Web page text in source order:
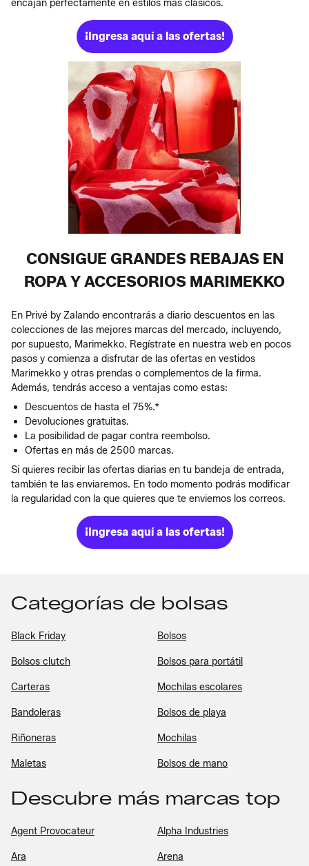
encajan perfectamente en estilos más clásicos.
¡Ingresa aquí a las ofertas!
CONSIGUE GRANDES REBAJAS EN
ROPA Y ACCESORIOS MARIMEKKO
En Privé by Zalando encontrarás a diario descuentos en las
colecciones de las mejores marcas del mercado, incluyendo,
por supuesto, Marimekko. Regístrate en nuestra web en pocos
pasos y comienza a disfrutar de las ofertas en vestidos
Marimekko y otras prendas o complementos de la firma.
Además, tendrás acceso a ventajas como estas:
Descuentos de hasta el 75%.*
Devoluciones gratuitas.
La posibilidad de pagar contra reembolso.
Ofertas en más de 2500 marcas.
Si quieres recibir las ofertas diarias en tu bandeja de entrada,
también te las enviaremos. En todo momento podrás modificar
la regularidad con la que quieres que te enviemos los correos.
¡Ingresa aquí a las ofertas!
Categorías de bolsas
Black Friday Bolsos
Bolsos clutch Bolsos para portátil
Carteras Mochilas escolares
Bandoleras Bolsos de playa
Riñoneras Mochilas
Maletas Bolsos de mano
Descubre más marcas top
Agent Provocateur Alpha Industries
Ara Arena